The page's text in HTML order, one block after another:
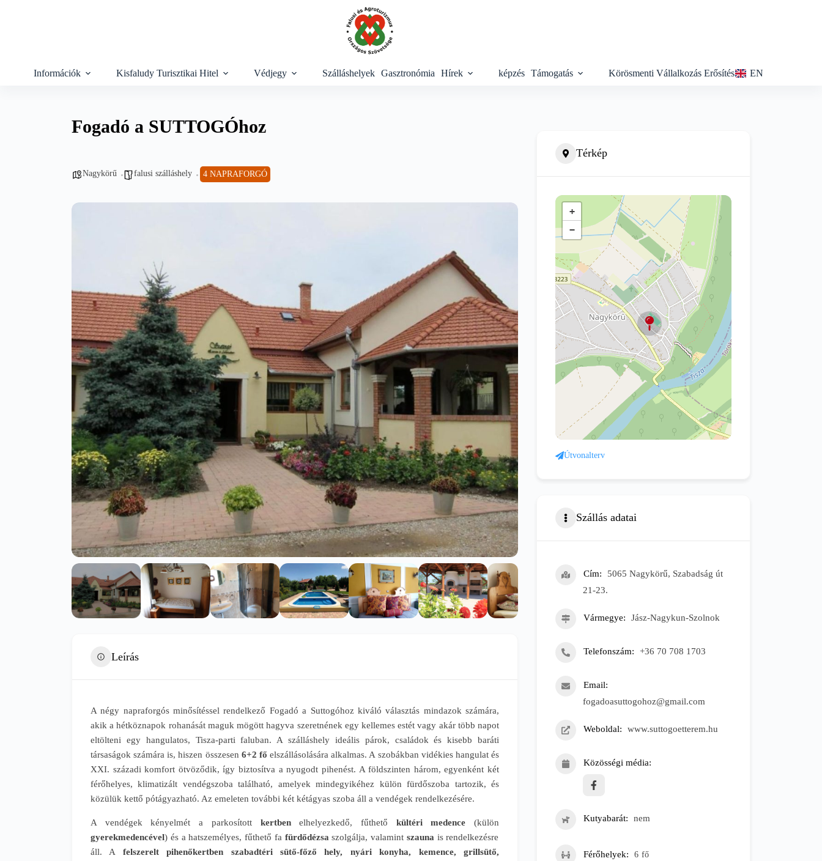
Információk Kisfaludy Turisztikai Hitel Védjegy Szálláshelyek Gasztronómia Hírek képzés Támogatás Körösmenti Vállalkozás Erősítés EN
Fogadó a SUTTOGÓhoz
Nagykörű falusi szálláshely 4 NAPRAFORGÓ
Leírás
A négy napraforgós minősítéssel rendelkező Fogadó a Suttogóhoz kiváló választás mindazok számára,
akik a hétköznapok rohanását maguk mögött hagyva szeretnének egy kellemes estét vagy akár több napot
eltölteni egy hangulatos, Tisza-parti faluban. A szálláshely ideális párok, családok és kisebb baráti
társaságok számára is, hiszen összesen 6+2 fő elszállásolására alkalmas. A szobákban vidékies hangulat és
XXI. századi komfort ötvöződik, így biztosítva a nyugodt pihenést. A földszinten három, egyenként két
férőhelyes, klimatizált vendégszoba található, amelyek mindegyikéhez külön fürdőszoba tartozik, és
közülük kettő pótágyazható. Az emeleten további két kétágyas szoba áll a vendégek rendelkezésére.
A vendégek kényelmét a parkosított kertbenelhelyezkedő, fűthető kültéri medence (külön
gyerekmedencével) és a hatszemélyes, fűthető fa fürdődézsa szolgálja, valamint szauna is rendelkezésre
áll. A felszerelt pihenőkertben szabadtéri sütő-főző hely, nyári konyha, kemence, grillsütő,
Térkép
+
−
Útvonalterv
Szállás adatai
Cím
5065 Nagykörű, Szabadság út
21-23.
Vármegye Jász-Nagykun-Szolnok
Telefonszám +36 70 708 1703
Email
fogadoasuttogohoz@gmail.com
Weboldal www.suttogoetterem.hu
Közösségi média
Kutyabarát nem
Férőhelyek 6 fő